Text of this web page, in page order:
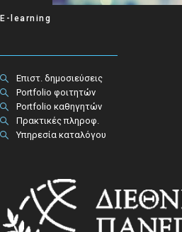
E-learning
Επιστ. δημοσιεύσεις
Portfolio φοιτητών
Portfolio καθηγητών
Πρακτικές πληροφ.​
Υπηρεσία καταλόγου